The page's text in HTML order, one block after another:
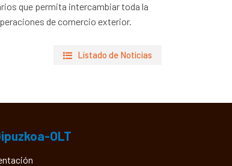
que permita intercambiar toda la
de comercio exterior.
Listado de Noticias
OLT